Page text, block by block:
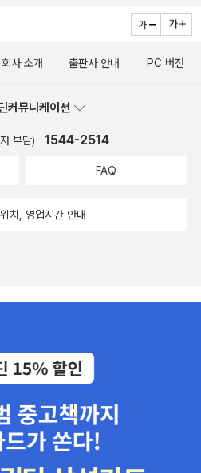
들』 읽고 소개된 이 책이 급 궁금해 구
』(북노마드)- 클래식 공부를 위해 모
(2019, 푸른숲)- 도서관에서 빌려 읽
달 출판사)- 10만 부 기념(-0-) 리커버
으로. 역시 e book 편해!이병률
사람은 남이 만든 파도에 몸을 싣지만,
사실 때 thanks to 하는 선행을☺️/저
쓴이의 글 보고 구매하는 게 아니더
모모라 재구매🤗​• 알라딘굿즈 신상
록 블랙) 왕 멋짐😍​ 민음사 온라인
이 달 40권 구매 넘어갈 줄 알았어요
이것을 이해하고자 하는 노력은 보
려해야 할 사고방식과 맞닿아 있다.˝번
해서 지금은 같이 보고 있는데 느낌과
한다. ˝느낌은 마음에 표상된 항상성
라운 협업을 이어주는 연결고리이다.
마음에서 문화와 문명의 축조로 이
스, 그 성공의 비밀>(뿌리와이파리)
도록 해야겠다...
회사 소개 출판사 안내 PC 버전
커뮤니케이션
부담) 1544-2514
FAQ
치, 영업시간 안내